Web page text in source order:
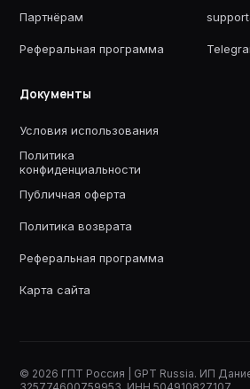
Партнёрам
Реферальная программа
Документы
Условия использования
Политика
конфиденциальности
Публичная оферта
Политика возврата
Реферальная программа
Карта сайта
© 2026 ГПТ Россия | GPT Russia. ИП